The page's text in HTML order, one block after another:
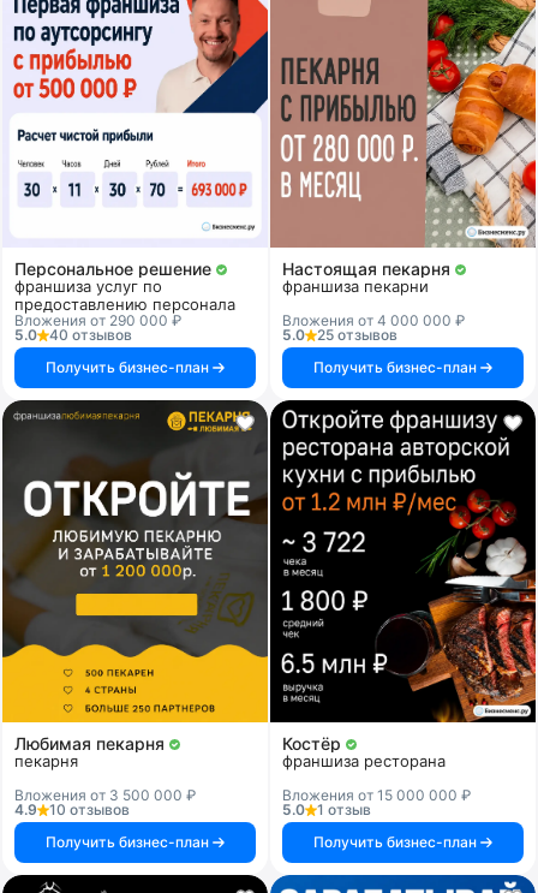
Персональное решение
франшиза услуг по
предоставлению персонала
Вложения от 290 000 ₽
5.0
40 отзывов
Получить бизнес-план
Настоящая пекарня
франшиза пекарни
Вложения от 4 000 000 ₽
5.0
25 отзывов
Получить бизнес-план
Любимая пекарня
пекарня
Вложения от 3 500 000 ₽
4.9
10 отзывов
Получить бизнес-план
Костёр
франшиза ресторана
Вложения от 15 000 000 ₽
5.0
1 отзыв
Получить бизнес-план